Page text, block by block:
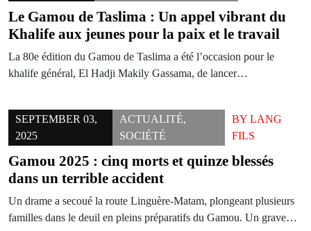
Le Gamou de Taslima : Un appel vibrant du
Khalife aux jeunes pour la paix et le travail
La 80e édition du Gamou de Taslima a été l’occasion pour le
khalife général, El Hadji Makily Gassama, de lancer…
SEPTEMBER 03,
2025
ACTUALITÉ,
SOCIÉTÉ
BY LANG
FILS
Gamou 2025 : cinq morts et quinze blessés
dans un terrible accident
Un drame a secoué la route Linguère-Matam, plongeant plusieurs
familles dans le deuil en pleins préparatifs du Gamou. Un grave…